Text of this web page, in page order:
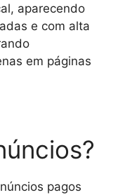
aparecendo
e com alta
em páginas
pagos